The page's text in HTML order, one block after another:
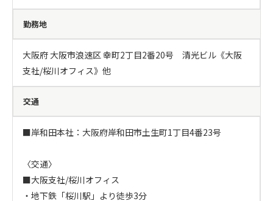
勤務地
大阪府 大阪市浪速区 幸町2丁目2番20号　清光ビル《大阪
支社/桜川オフィス》他
交通
■岸和田本社：大阪府岸和田市土生町1丁目4番23号
〈交通〉
■大阪支社/桜川オフィス
・地下鉄「桜川駅」より徒歩3分